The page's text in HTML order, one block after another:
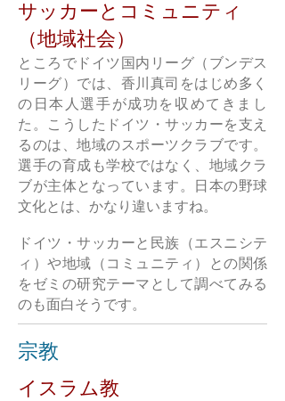
サッカーとコミュニティ
（地域社会）
ところでドイツ国内リーグ（ブンデス
リーグ）では、香川真司をはじめ多く
の日本人選手が成功を収めてきまし
た。こうしたドイツ・サッカーを支え
るのは、地域のスポーツクラブです。
選手の育成も学校ではなく、地域クラ
ブが主体となっています。日本の野球
文化とは、かなり違いますね。
ドイツ・サッカーと民族（エスニシテ
ィ）や地域（コミュニティ）との関係
をゼミの研究テーマとして調べてみる
のも面白そうです。
宗教
イスラム教